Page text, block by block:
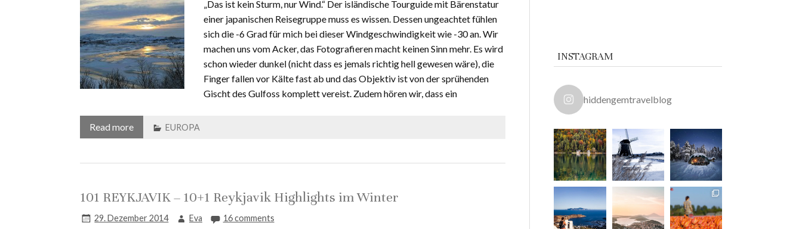
„Das ist kein Sturm, nur Wind.“ Der isländische Tourguide mit Bärenstatur
einer japanischen Reisegruppe muss es wissen. Dessen ungeachtet fühlen
sich die -6 Grad für mich bei dieser Windgeschwindigkeit wie -30 an. Wir
machen uns vom Acker, das Fotografieren macht keinen Sinn mehr. Es wird
schon wieder dunkel (nicht dass es jemals richtig hell gewesen wäre), die
Finger fallen vor Kälte fast ab und das Objektiv ist von der sprühenden
Gischt des Gulfoss komplett vereist. Zudem hören wir, dass ein
Read more EUROPA
101 REYKJAVIK – 10+1 Reykjavik Highlights im Winter
29. Dezember 2014 Eva 16 comments
INSTAGRAM
hiddengemtravelblog